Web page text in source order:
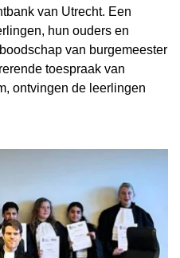
van Utrecht. Een
hun ouders en
van burgemeester
toespraak van
ontvingen de leerlingen